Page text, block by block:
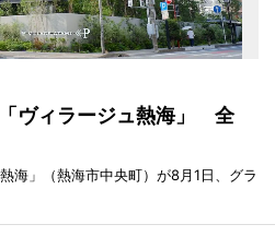
ヴィラージュ熱海」 全
海」（熱海市中央町）が8月1日、グラ